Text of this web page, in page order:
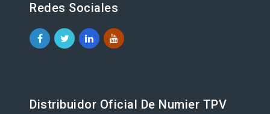
Redes Sociales
Distribuidor Oficial De Numier TPV